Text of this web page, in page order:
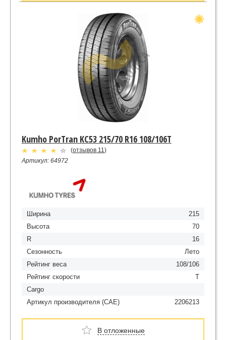
Kumho PorTran KC53 215/70 R16 108/106T
(отзывов 11)
Артикул: 64972
Ширина
215
Высота
70
R
16
Сезонность
Лето
Рейтинг веса
108/106
Рейтинг скорости
T
Cargo
Артикул производителя (CAE)
2206213
В отложенные